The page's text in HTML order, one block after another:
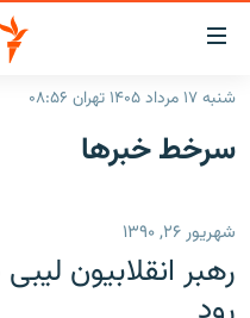
لینک‌های
قابلیت
دسترسی
بازگشت
اصلی
رفتن
ایران
انتخاب کنید و بشنویدپادکست
شنبه ۱۷ مرداد ۱۴۰۵ تهران ۰۸:۵۶
سرخط‌ خبرها
شهریور ۲۶, ۱۳۹۰
رهبر انقلابیون